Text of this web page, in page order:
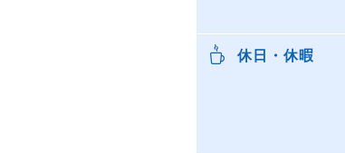
休日・休暇